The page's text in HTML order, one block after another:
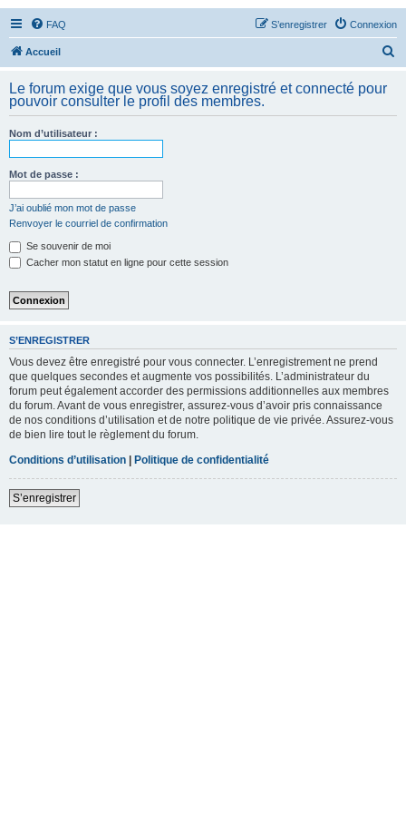
FAQ Connexion
S’enregistrer
Accueil
h
Le forum exige que vous soyez enregistré et connecté pour
pouvoir consulter le profil des membres.
Nom d’utilisateur :
Mot de passe :
J’ai oublié mon mot de passe
Renvoyer le courriel de confirmation
Se souvenir de moi
Cacher mon statut en ligne pour cette session
S’ENREGISTRER
Vous devez être enregistré pour vous connecter. L’enregistrement ne prend
que quelques secondes et augmente vos possibilités. L’administrateur du
forum peut également accorder des permissions additionnelles aux membres
du forum. Avant de vous enregistrer, assurez-vous d’avoir pris connaissance
de nos conditions d’utilisation et de notre politique de vie privée. Assurez-vous
de bien lire tout le règlement du forum.
Conditions d’utilisation | Politique de confidentialité
S’enregistrer